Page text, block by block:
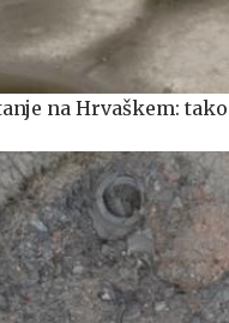
na Hrvaškem: